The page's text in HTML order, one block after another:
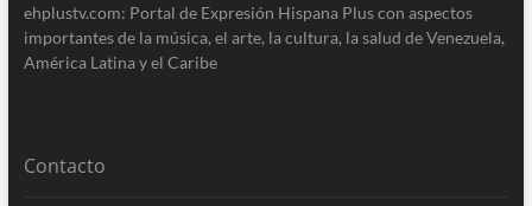
ehplustv.com: Portal de Expresión Hispana Plus con aspectos
importantes de la música, el arte, la cultura, la salud de Venezuela,
América Latina y el Caribe
Contacto